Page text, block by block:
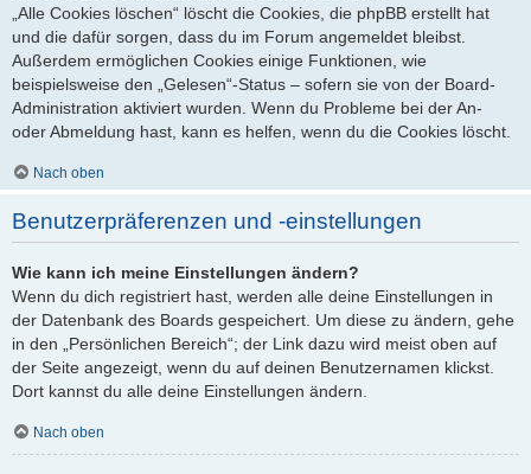
„Alle Cookies löschen“ löscht die Cookies, die phpBB erstellt hat
und die dafür sorgen, dass du im Forum angemeldet bleibst.
Außerdem ermöglichen Cookies einige Funktionen, wie
beispielsweise den „Gelesen“-Status – sofern sie von der Board-
Administration aktiviert wurden. Wenn du Probleme bei der An-
oder Abmeldung hast, kann es helfen, wenn du die Cookies löscht.
Nach oben
Benutzerpräferenzen und -einstellungen
Wie kann ich meine Einstellungen ändern?
Wenn du dich registriert hast, werden alle deine Einstellungen in
der Datenbank des Boards gespeichert. Um diese zu ändern, gehe
in den „Persönlichen Bereich“; der Link dazu wird meist oben auf
der Seite angezeigt, wenn du auf deinen Benutzernamen klickst.
Dort kannst du alle deine Einstellungen ändern.
Nach oben